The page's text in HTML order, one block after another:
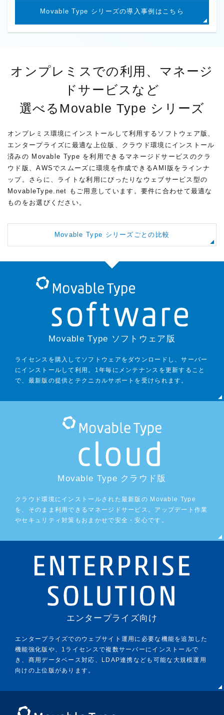
Movable Type シリーズの導入事例はこちら
オンプレミスでの利用、マネージ
ドサービスなど
選べるMovable Type シリーズ
オンプレミス環境にインストールして利用するソフトウェア版、
エンタープライズに最適な上位版、クラウド環境にインストール
済みの Movable Type を利用できるマネージドサービスのクラ
ウド版、AWSでスムーズに環境を作成できるAMI版をラインナ
ップ。さらに、ライトな利用にぴったりなウェブサービス型の
MovableType.net もご用意しています。要件に合わせて最適な
ものをお選びください。
Movable Type シリーズごとの比較
Movable Type ソフトウェア版
ライセンスを購入してソフトウェアをダウンロードし、サーバー
にインストールして利用。1年毎にメンテナンスを更新すること
で、最新版の提供とテクニカルサポートを受けられます。
Movable Type クラウド版
クラウド環境にインストールされた最新版の Movable Type
を、そのまま利用できるマネージドサービス。アップデート作業
やセキュリティ対策もおまかせで安全・安心です。
エンタープライズ向け
エンタープライズでのウェブサイト運用に必要な機能を追加した
機能強化版や、1ライセンスで複数サーバーにインストールで
き、商用データベース対応、LDAP連携なども可能な大規模運用
向けの上位版があります。